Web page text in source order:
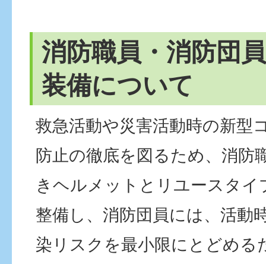
消防職員・消防団
装備について
救急活動や災害活動時の新型
防止の徹底を図るため、消防
きヘルメットとリユースタイ
整備し、消防団員には、活動
染リスクを最小限にとどめる